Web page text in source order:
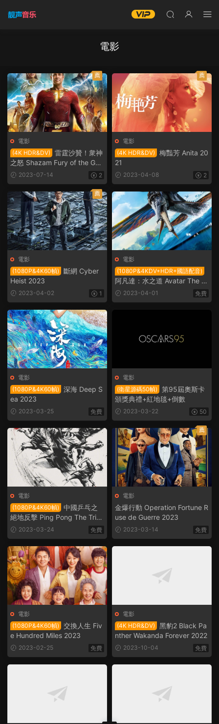
電影
電影
(4K HDR&DV)
雷霆沙贊！衆神
之怒 Shazam Fury of the God
s 2023
2023-07-14 2
薦
電影
(4K HDR&DV)
梅豔芳 Anita 20
21
2023-04-08 2
薦
電影
(1080P&4K60幀)
斷網 Cyber
Heist 2023
2023-04-02 1
薦
電影
(1080P&4KDV+HDR+國語配音)
阿凡達：水之道 Avatar The W
ay of Water 2022
2023-04-01 免費
電影
(1080P&4K60幀)
深海 Deep S
ea 2023
2023-03-25 免費
電影
(衛星源碼50幀)
第95屆奧斯卡
頒獎典禮+紅地毯+倒數
2023-03-22 50
電影
(1080P&4K60幀)
中國乒乓之
絕地反擊 Ping Pong The Triu
mph 2023
2023-03-24 免費
電影
金爆行動 Operation Fortune R
use de Guerre 2023
2023-03-14 免費
薦
電影
(1080P&4K60幀)
交換人生 Fiv
e Hundred Miles 2023
2023-02-25 免費
電影
(4K HDR&DV)
黑豹2 Black Pa
nther Wakanda Forever 2022
2023-10-04 免費